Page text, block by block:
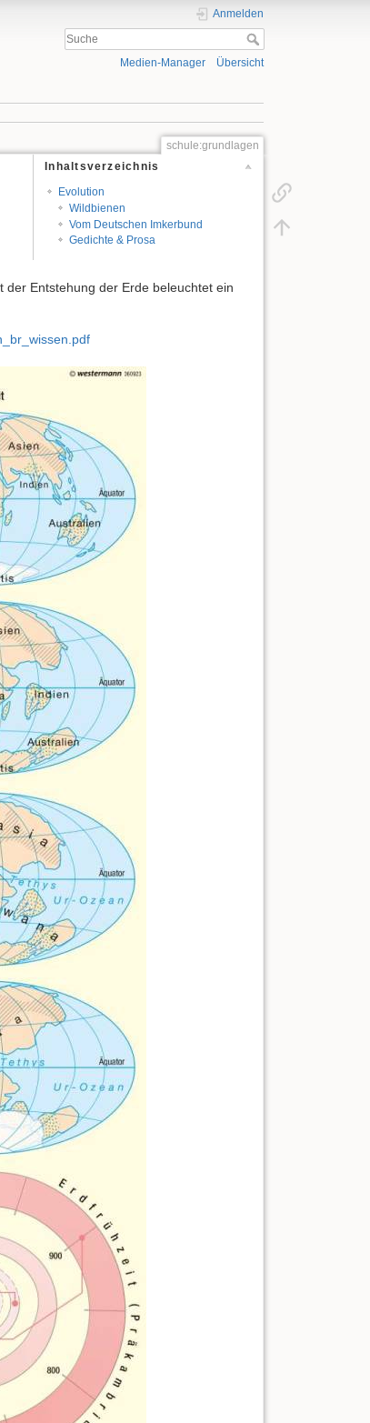
Anmelden
Medien-Manager Übersicht
schule:grundlagen
Inhaltsverzeichnis
Evolution
Wildbienen
Vom Deutschen Imkerbund
Gedichte & Prosa
Entstehung der Erde beleuchtet ein